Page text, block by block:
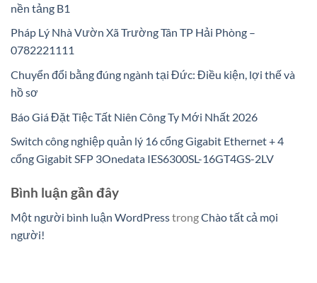
nền tảng B1
Pháp Lý Nhà Vườn Xã Trường Tân TP Hải Phòng –
0782221111
Chuyển đổi bằng đúng ngành tại Đức: Điều kiện, lợi thế và
hồ sơ
Báo Giá Đặt Tiệc Tất Niên Công Ty Mới Nhất 2026
Switch công nghiệp quản lý 16 cổng Gigabit Ethernet + 4
cổng Gigabit SFP 3Onedata IES6300SL-16GT4GS-2LV
Bình luận gần đây
Một người bình luận WordPresstrongChào tất cả mọi
người!